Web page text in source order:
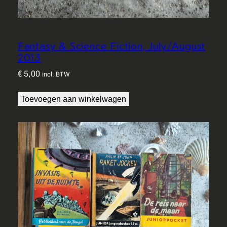
Fantasy & Science Fiction, July/August
2013
€5,00 incl. BTW
Toevoegen aan winkelwagen